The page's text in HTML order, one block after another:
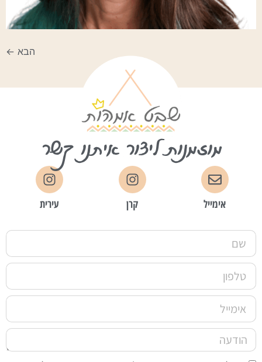
הבא ←
מוזמנות ליצור איתנו קשר
אימייל קרן עירית